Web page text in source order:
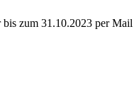
zum 31.10.2023 per Mail